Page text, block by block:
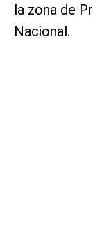
la zona de
Nacional.